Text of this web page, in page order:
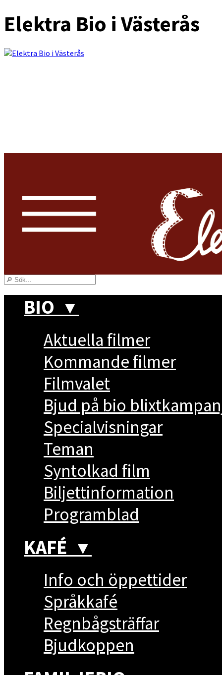
Elektra Bio i Västerås
BIO ▼
Aktuella filmer
Kommande filmer
Filmvalet
Bjud på bio
Specialvisningar
Teman
Syntolkad film
Biljettinformation
Programblad
KAFÉ ▼
Info och öppettider
Språkkafé
Regnbågsträffar
Bjudkoppen